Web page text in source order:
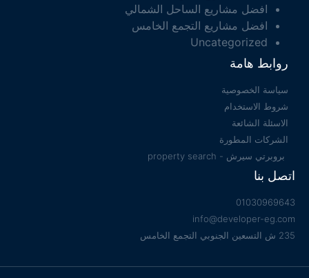
افضل مشاريع الساحل الشمالي
افضل مشاريع التجمع الخامس
Uncategorized
روابط هامة
سياسة الخصوصية
شروط الاستخدام
الاسئلة الشائعة
الشركات المطورة
بروبرتي سيرش - property search
اتصل بنا
01030969643
info@developer-eg.com
235 ش التسعين الجنوبي التجمع الخامس